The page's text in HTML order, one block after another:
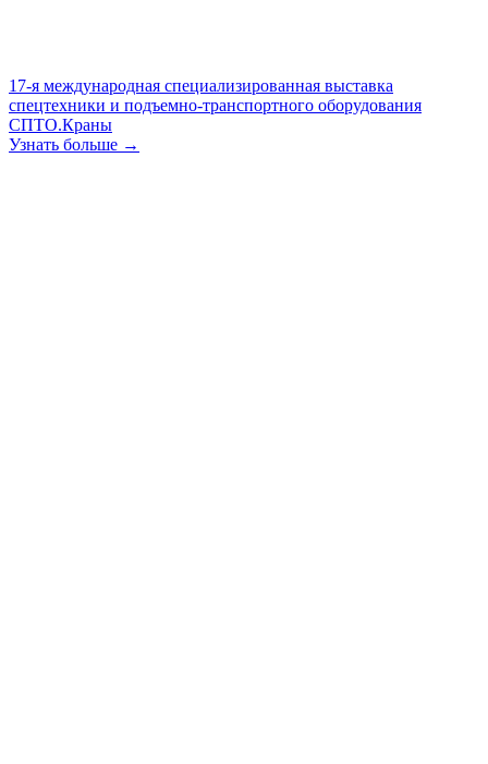
17-я международная специализированная выставка
спецтехники и подъемно-транспортного оборудования
СПТО.Краны
Узнать больше →